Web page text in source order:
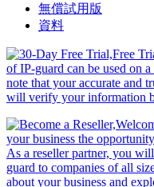
無償試用版
資料